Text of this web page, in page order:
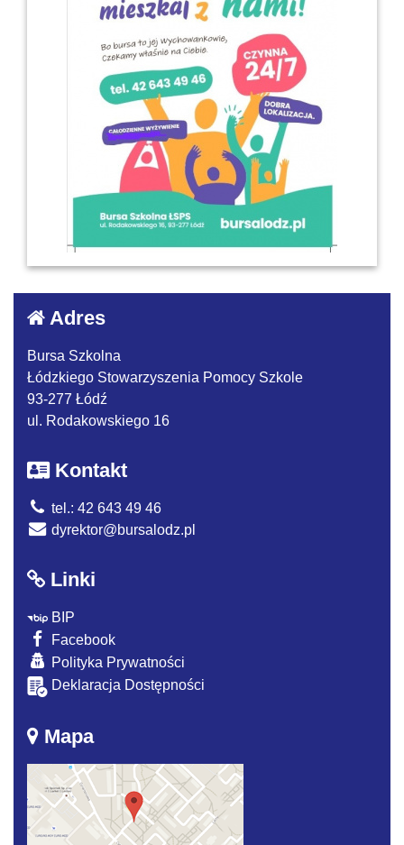
Adres
Bursa Szkolna
Łódzkiego Stowarzyszenia Pomocy Szkole
93-277 Łódź
ul. Rodakowskiego 16
Kontakt
tel.: 42 643 49 46
dyrektor@bursalodz.pl
Linki
BIP
Facebook
Polityka Prywatności
Deklaracja Dostępności
Mapa